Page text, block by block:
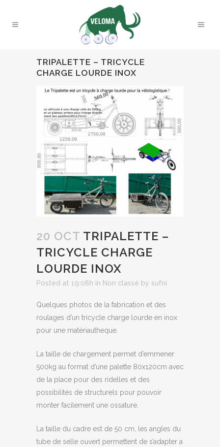
TRIPALETTE – TRICYCLE
CHARGE LOURDE INOX
20 OCT TRIPALETTE –
TRICYCLE CHARGE
LOURDE INOX
Posted at 19:08h in Non classé by sufni
Quelques photos de la fabrication et des
roulages d’un tricycle charge lourde en inox
pour une matériautheque.
La taille de chargement permet d’emmener
500kg au format d’une palette 80x120cm avec
de la place pour des ridelles et des
possibilités de structurels pour pouvoir
monter facilement une ossature.
La taille du cadre est de 50 cm, les angles du
tube de selle ouvert permettent de s’adapter a